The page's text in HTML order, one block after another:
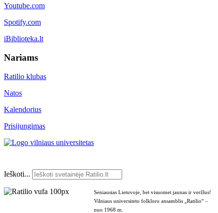
Youtube.com
Spotify.com
iBiblioteka.lt
Nariams
Ratilio klubas
Natos
Kalendorius
Prisijungimas
Ieškoti...
Seniausias Lietuvoje, bet visuomet jaunas ir veržlus!
Vilniaus universiteto folkloro ansamblis „Ratilio“ –
nuo 1968 m.